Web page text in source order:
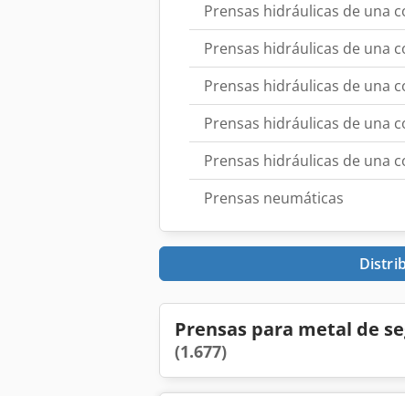
Prensas hidráulicas de una
Prensas hidráulicas de una
Prensas hidráulicas de una
Prensas hidráulicas de una
Prensas hidráulicas de una
Prensas neumáticas
Prensas para metal de
(1.677)